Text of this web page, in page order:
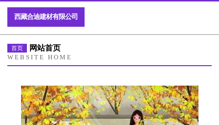
西藏合迪建材有限公司
首页 网站首页
WEBSITE HOME